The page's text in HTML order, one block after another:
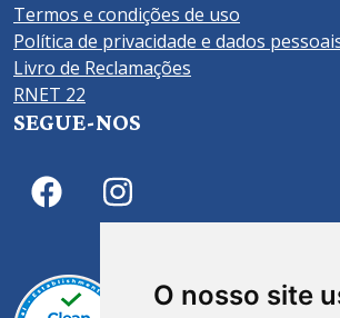
O nosso site
Termos e condições de uso
Política de privacidade e dados
Livro de Reclamações
RNET 22
SEGUE-NOS